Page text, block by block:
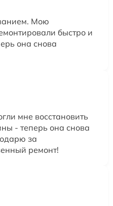
Мою
быстро и
она снова
мне восстановить
- теперь она снова
за
ремонт!